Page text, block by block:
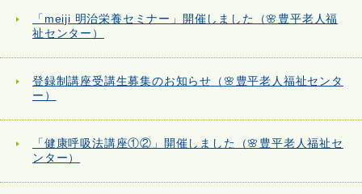
「meiji 明治栄養セミナー」開催しました（🌸豊平老人福
祉センター）
登録制講座受講生募集のお知らせ（🌸豊平老人福祉センタ
ー）
「健康呼吸法講座①②」開催しました（🌸豊平老人福祉セ
ンター）